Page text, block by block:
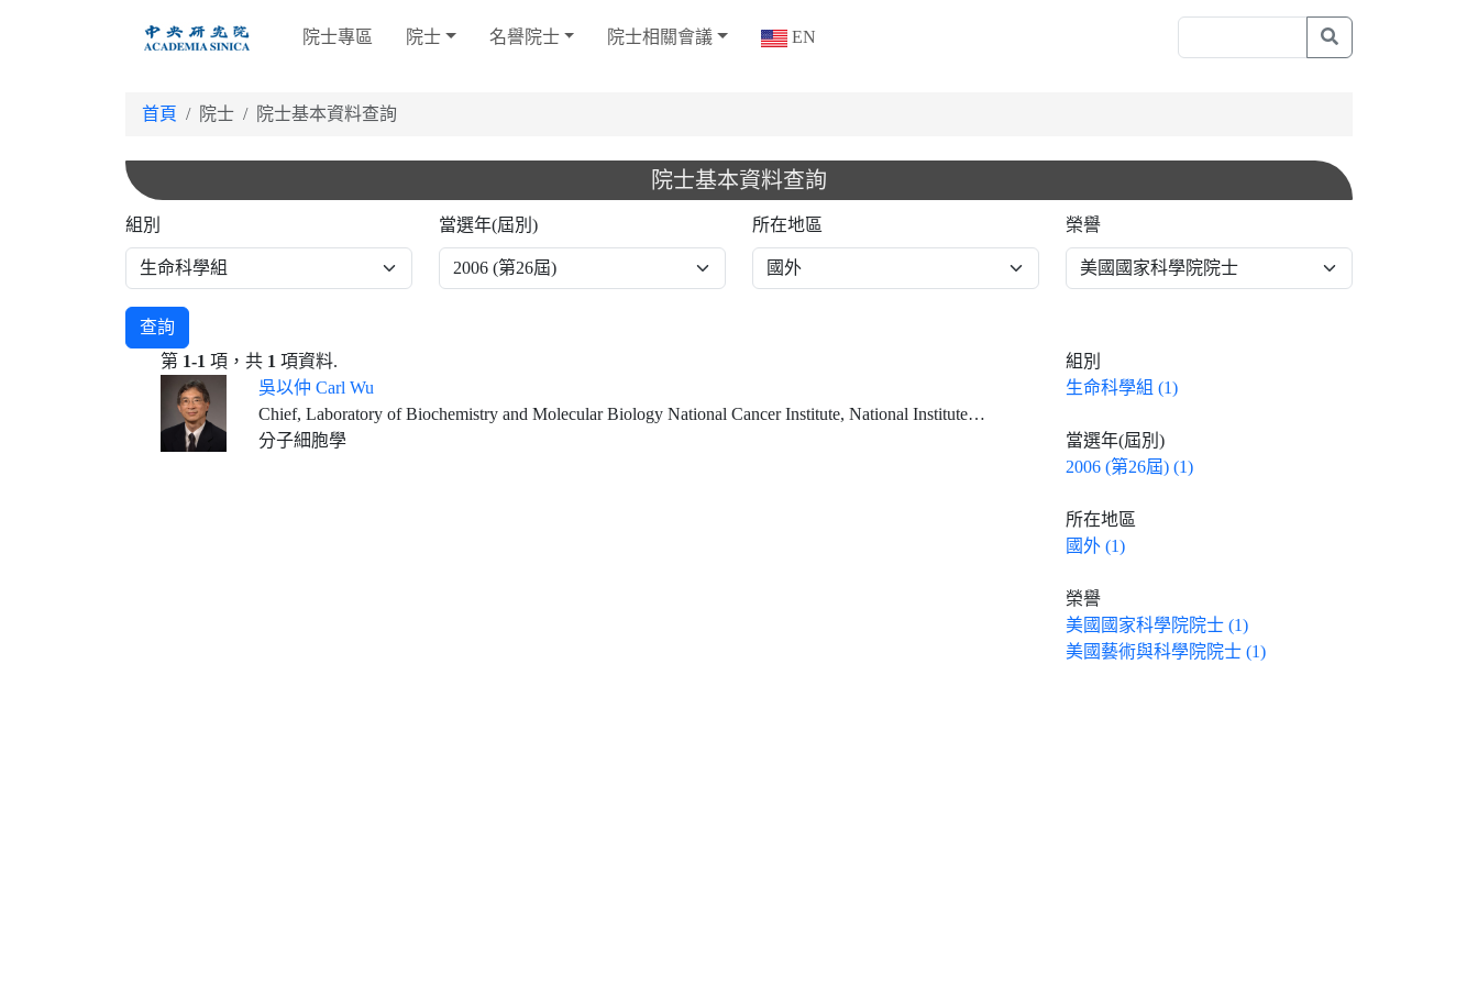
院士專區 院士 名譽院士 院士相關會議 EN
首頁 院士 院士基本資料查詢
院士基本資料查詢
組別 當選年(屆別) 所在地區 榮譽
查詢
第 1-1 項，共 1 項資料.
吳以仲 Carl Wu
Chief, Laboratory of Biochemistry and Molecular Biology National Cancer Institute, National Institutes of Health, and NIH Distinguished Investigator
分子細胞學
組別
生命科學組 (1)
當選年(屆別)
2006 (第26屆) (1)
所在地區
國外 (1)
榮譽
美國國家科學院院士 (1)
美國藝術與科學院院士 (1)